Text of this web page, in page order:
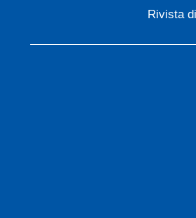
Rivista